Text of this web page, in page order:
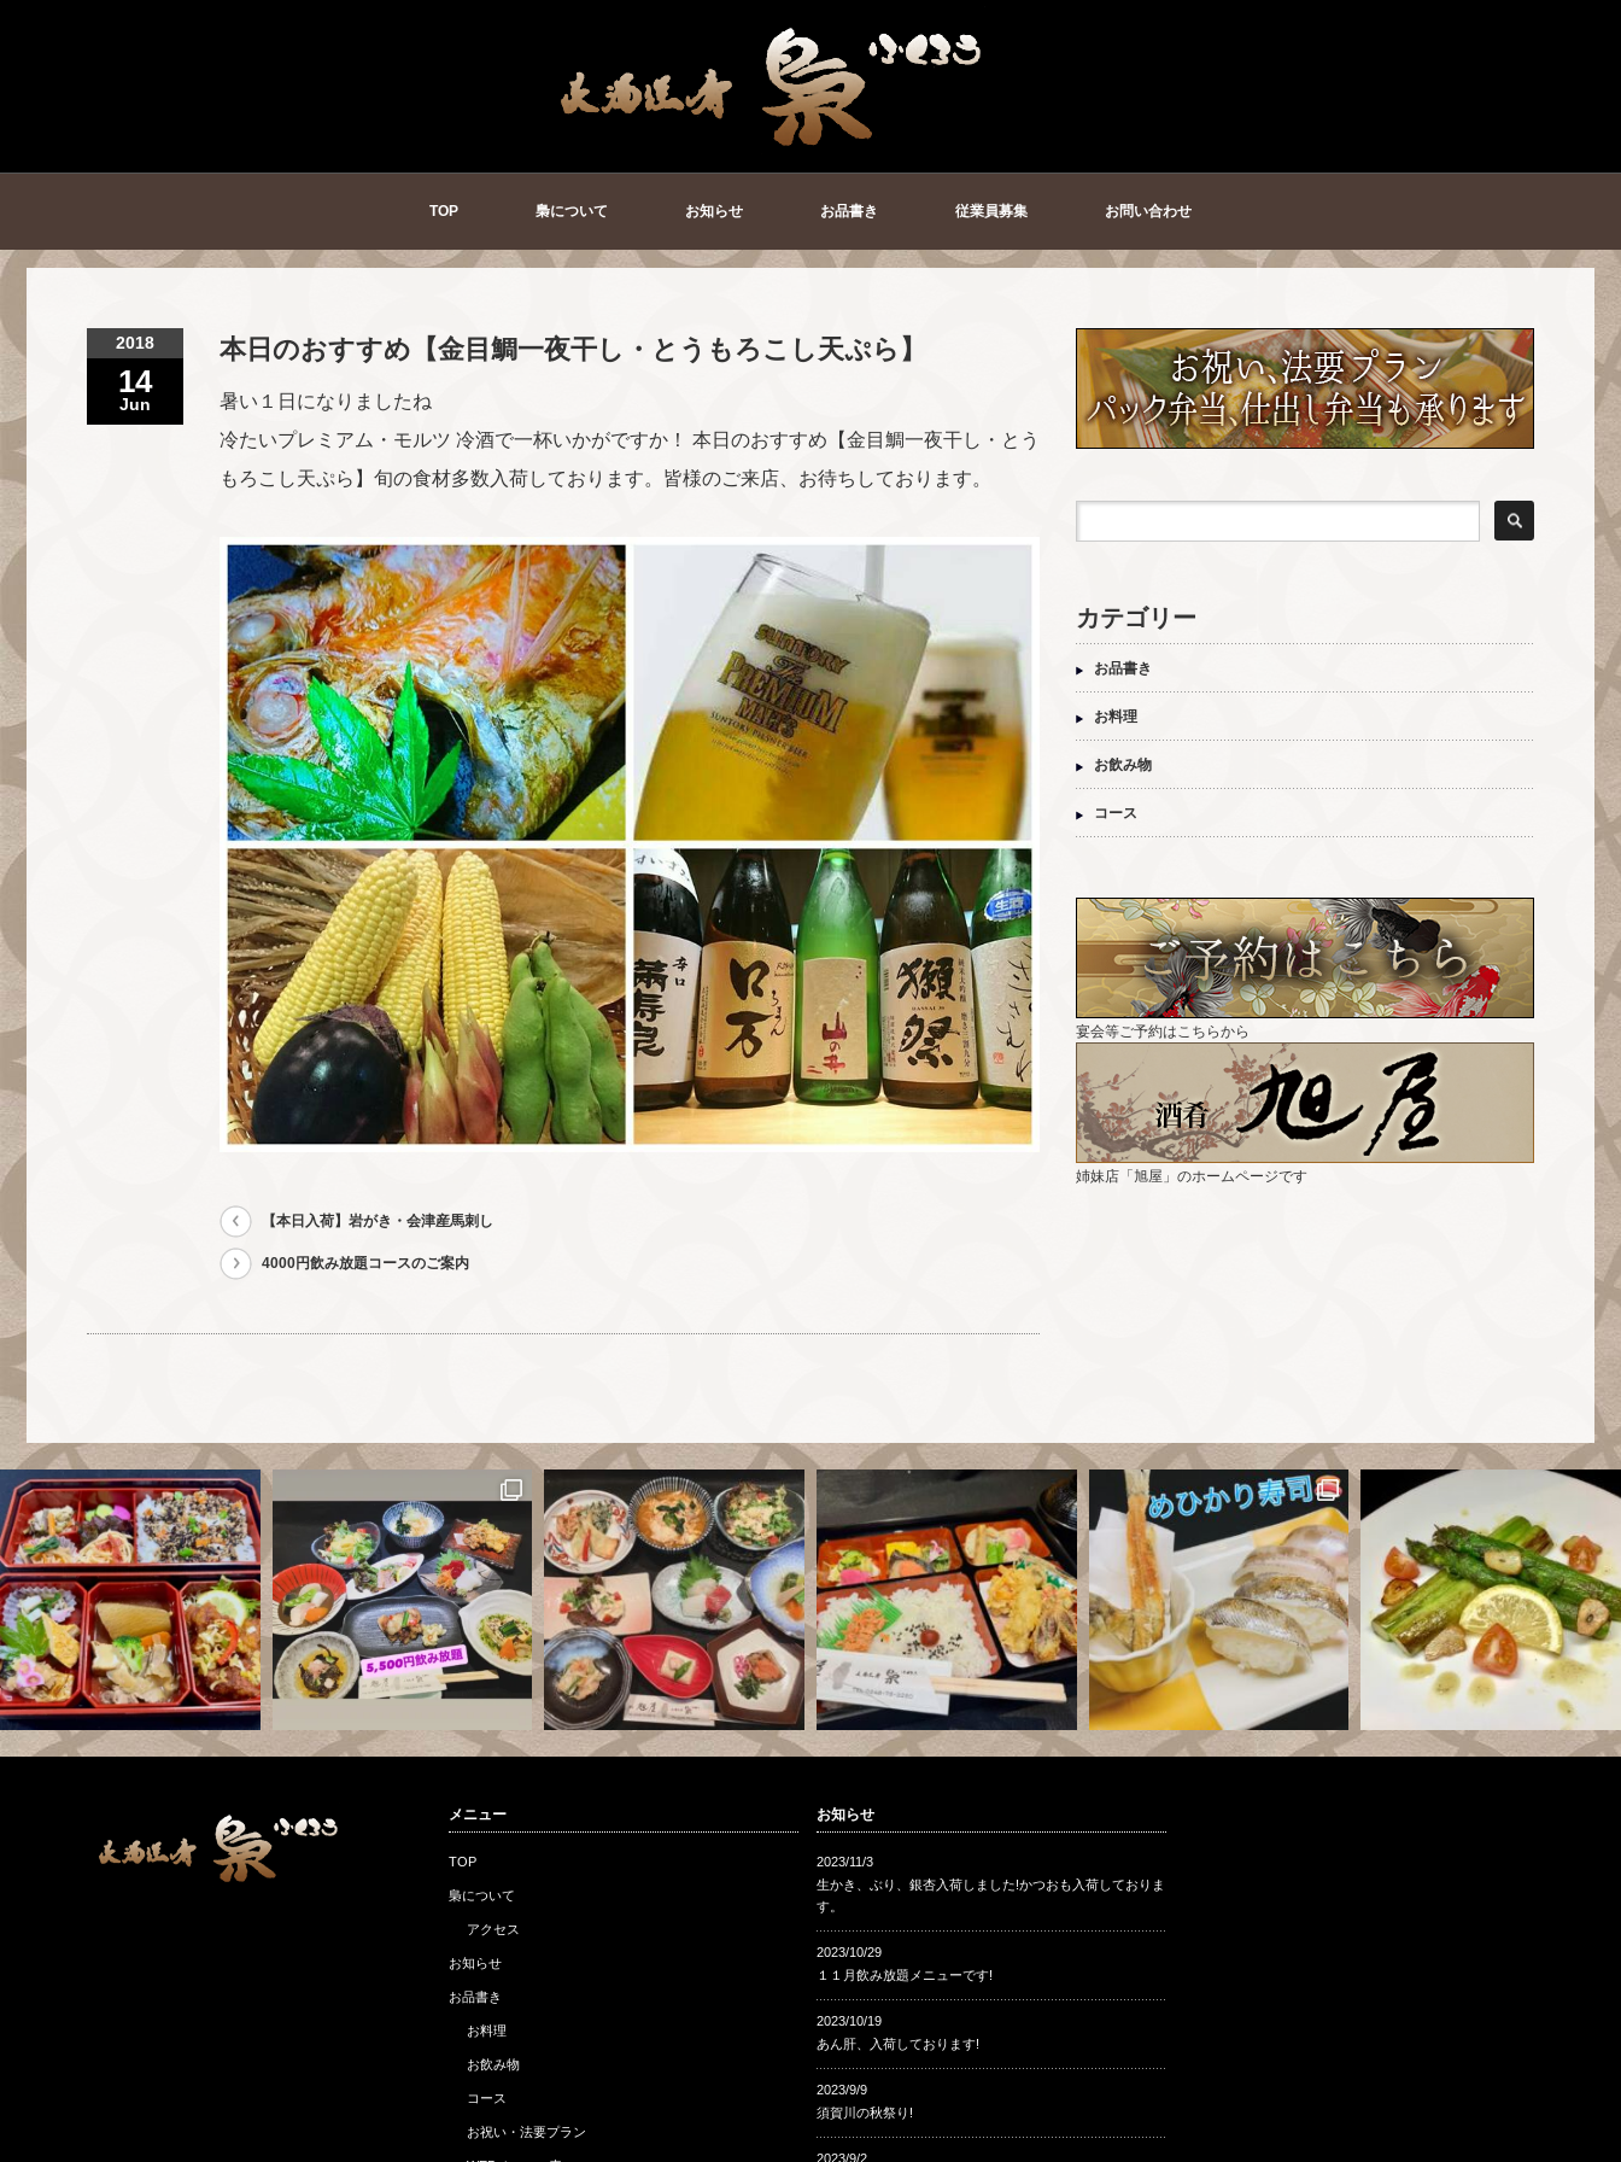
TOP 梟について お知らせ お品書き 従業員募集 お問い合わせ
2018
14
Jun
本日のおすすめ【金目鯛一夜干し・とうもろこし天ぷら】
暑い１日になりましたね
冷たいプレミアム・モルツ 冷酒で一杯いかがですか！ 本日のおすすめ【金目鯛一夜干し・とう
もろこし天ぷら】旬の食材多数入荷しております。皆様のご来店、お待ちしております。
【本日入荷】岩がき・会津産馬刺し
4000円飲み放題コースのご案内
カテゴリー
お品書き
お料理
お飲み物
コース
宴会等ご予約はこちらから
姉妹店「旭屋」のホームページです
メニュー
TOP
梟について
アクセス
お知らせ
お品書き
お料理
お飲み物
コース
お祝い・法要プラン
お知らせ
2023/11/3
生かき、ぶり、銀杏入荷しました!かつおも入荷しておりま
す。
2023/10/29
１１月飲み放題メニューです!
2023/10/19
あん肝、入荷しております!
2023/9/9
須賀川の秋祭り!
2023/9/2